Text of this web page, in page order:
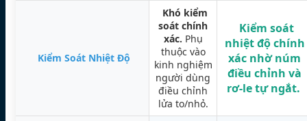
Kiểm Soát Nhiệt Độ
Khó kiểm
soát chính
xác. Phụ
thuộc vào
kinh nghiệm
người dùng
điều chỉnh
lửa to/nhỏ.
Kiểm soát
nhiệt độ chính
xác nhờ núm
điều chỉnh và
rơ-le tự ngắt.